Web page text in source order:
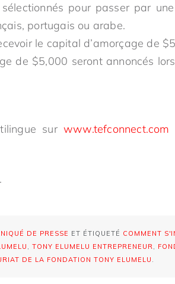
pour passer par
portugais ou arabe.
le capital d’amorçage de
de $5,000 seront annoncés
sur www.tefconnect.com
DE PRESSE ET ÉTIQUETÉ COMMENT
, TONY ELUMELU ENTREPRENEUR,
DE LA FONDATION TONY ELUMELU .